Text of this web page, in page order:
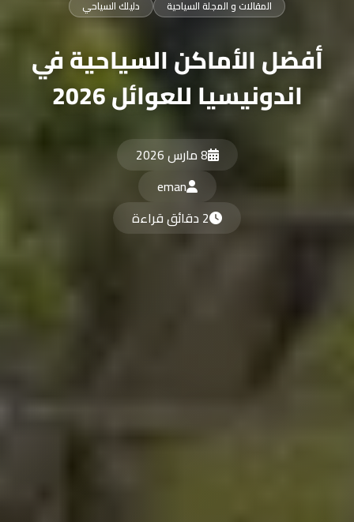
المقالات و المجلة السياحية دليلك السياحي
أفضل الأماكن السياحية في
اندونيسيا للعوائل 2026
8 مارس 2026
eman
2 دقائق قراءة